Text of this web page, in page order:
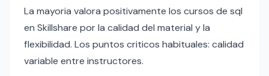
La mayoria valora positivamente los cursos de sql
en Skillshare por la calidad del material y la
flexibilidad. Los puntos criticos habituales: calidad
variable entre instructores.